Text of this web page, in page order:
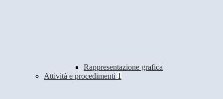
Rappresentazione grafica
Attività e procedimenti 1